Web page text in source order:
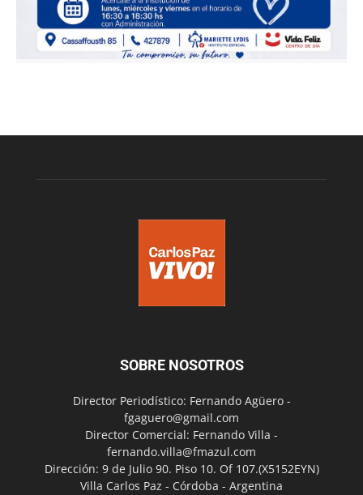
SOBRE NOSOTROS
Director Periodístico: Fernando Agüero -
fgaguero@gmail.com
Director Comercial: Fernando Villa -
fernando.villa@fmazul.com
Dirección: 9 de Julio 90. Piso 10. Of 107.(X5152EYN)
Villa Carlos Paz - Córdoba - Argentina